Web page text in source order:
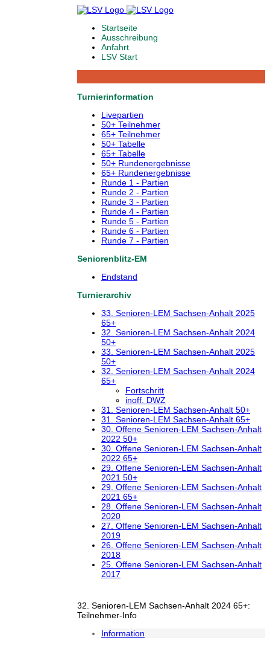
Startseite
Ausschreibung
Anfahrt
LSV Start
Turnierinformation
Livepartien
50+ Teilnehmer
65+ Teilnehmer
50+ Tabelle
65+ Tabelle
50+ Rundenergebnisse
65+ Rundenergebnisse
Runde 1 - Partien
Runde 2 - Partien
Runde 3 - Partien
Runde 4 - Partien
Runde 5 - Partien
Runde 6 - Partien
Runde 7 - Partien
Seniorenblitz-EM
Endstand
Turnierarchiv
33. Senioren-LEM Sachsen-Anhalt 2025
65+
32. Senioren-LEM Sachsen-Anhalt 2024
50+
33. Senioren-LEM Sachsen-Anhalt 2025
50+
32. Senioren-LEM Sachsen-Anhalt 2024
65+
Fortschritt
inoff. DWZ
31. Senioren-LEM Sachsen-Anhalt 50+
31. Senioren-LEM Sachsen-Anhalt 65+
30. Offene Senioren-LEM Sachsen-Anhalt
2022 50+
30. Offene Senioren-LEM Sachsen-Anhalt
2022 65+
29. Offene Senioren-LEM Sachsen-Anhalt
2021 50+
29. Offene Senioren-LEM Sachsen-Anhalt
2021 65+
28. Offene Senioren-LEM Sachsen-Anhalt
2020
27. Offene Senioren-LEM Sachsen-Anhalt
2019
26. Offene Senioren-LEM Sachsen-Anhalt
2018
25. Offene Senioren-LEM Sachsen-Anhalt
2017
32. Senioren-LEM Sachsen-Anhalt 2024 65+:
Teilnehmer-Info
Information